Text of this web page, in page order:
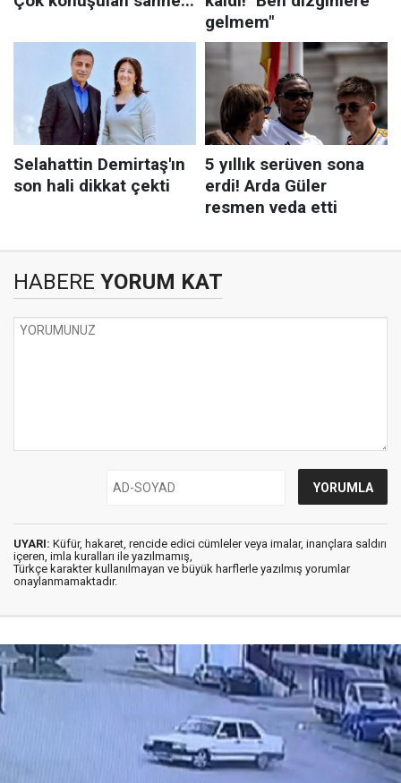
HABERE YORUM KAT
UYARI: Küfür, hakaret, rencide edici cümleler veya imalar, inançlara saldırı
içeren, imla kuralları ile yazılmamış,
Türkçe karakter kullanılmayan ve büyük harflerle yazılmış yorumlar
onaylanmamaktadır.